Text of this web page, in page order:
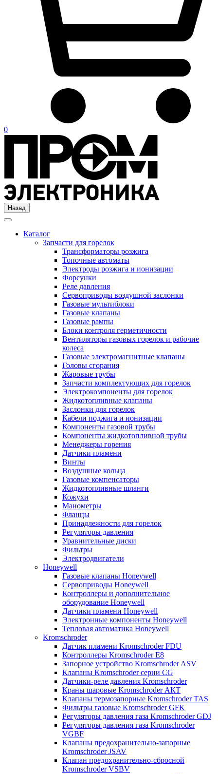
0
Назад
Каталог
Запчасти для горелок
Трансформаторы розжига
Топочные автоматы
Электроды розжига и ионизации
Форсунки
Реле давления
Сервоприводы воздушной заслонки
Газовые мультиблоки
Газовые клапаны
Газовые рампы
Блоки контроля герметичности
Вентиляторы газовых горелок и рабочие
колеса
Газовые электромагнитные клапаны
Головы сгорания
Жаровые трубы
Запчасти комплектующих для горелок
Электрокомпоненты для горелок
Жидкотопливные клапаны
Заслонки для горелок
Кабели поджига и ионизации
Компоненты газовой трубы
Компоненты жидкотопливной трубы
Менеджеры горения
Датчики пламени
Винты
Воздушные кольца
Газовые компенсаторы
Жидкотопливные шланги
Кожухи
Манометры
Фланцы
Принадлежности для горелок
Регуляторы давления
Уравнительные диски
Фильтры
Электродвигатели
Honeywell
Газовые клапаны Honeywell
Сервоприводы Honeywell
Контроллеры и дополнительное
оборудование Honeywell
Датчики пламени Honeywell
Электронные компоненты Honeywell
Тепловая автоматика Honeywell
Kromschroder
Датчик пламени Kromschroder FDU
Контроллеры Kromschroder E8
Запорное устройство Kromschroder ASV
Клапаны Kromschroder серии CG
Датчики-реле давления Kromschroder
Краны шаровые Kromschroder АКТ
Клапаны термозапорные Kromschroder TAS
Фильтры газовые Kromschroder GFK
Регуляторы давления газа Kromschroder GDJ
Регуляторы давления газа Kromschroder
VGBF
Клапаны предохранительно-запорные
Kromschroder JSAV
Клапан предохранительно-сбросной
Kromschroder VSBV